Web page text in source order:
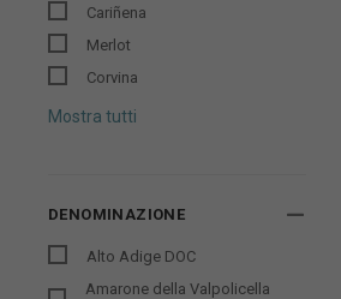
Cariñena
Merlot
Corvina
Mostra tutti
DENOMINAZIONE
Alto Adige DOC
Amarone della Valpolicella